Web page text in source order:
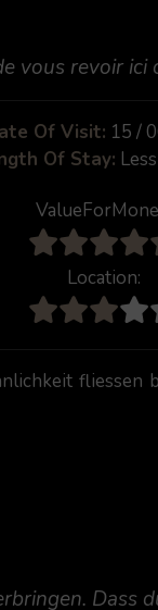
vous revoir
Of Visit: 15 /
Of Stay:
Location:
fliessen
Dass